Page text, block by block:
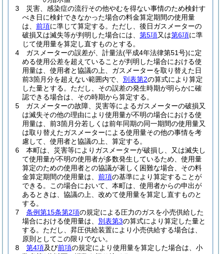
3
災害、感染症の流行その他やむを得ない事情のため検針す
べき日に検針できなかった場合の料金算定期間の使用量
は、 前項に準じて算定する。 ただし、後日ガスメーターの
破損又は滅失等が判明した場合には、 第5項又は第6項に準
じて使用量を算定し直すものとする。
4
ガスメーターの誤差が、計量法(平成4年法律第51号)に定
める使用公差を超えていることが判明した場合における使
用量は、使用者と協議の上、ガスメーターを取り替えた日
前3箇月分を超えない範囲内で、 別表第2の算式により算定
した量とする。 ただし、その誤差の発生時期が明らかに確
認できる場合は、その時期から算定する。
5
ガスメーターの故障、災害等によるガスメーターの破損又
は滅失その他の理由により使用量が不明の場合における使
用量は、前3箇月分若しくは前年同期の同一期間の使用量又
は取り替えたガスメーターによる使用量その他の事情を考
慮して、使用者と協議の上、算定する。
6
本町は、災害等によりガスメーターが破損し、又は滅失し
て使用量が不明の使用者が多数発生しているため、使用量
算定のための使用者との協議が著しく困難な場合、その料
金算定期間の使用量は、 前項の基準により算定することが
できる。
この場合において、本町は、使用者からの申出が
あるときは、協議の上、改めて使用量を算定し直すものと
する。
7
条例第15条第2項の規定による圧力のガスを小売供給した
場合における使用量は、 別表第3の算式により算定した量と
する。 ただし、昇圧供給装置により小売供給する場合は、
原則としてこの限りでない。
8
第4項及び前項の規定により使用量を算定した場合は、小